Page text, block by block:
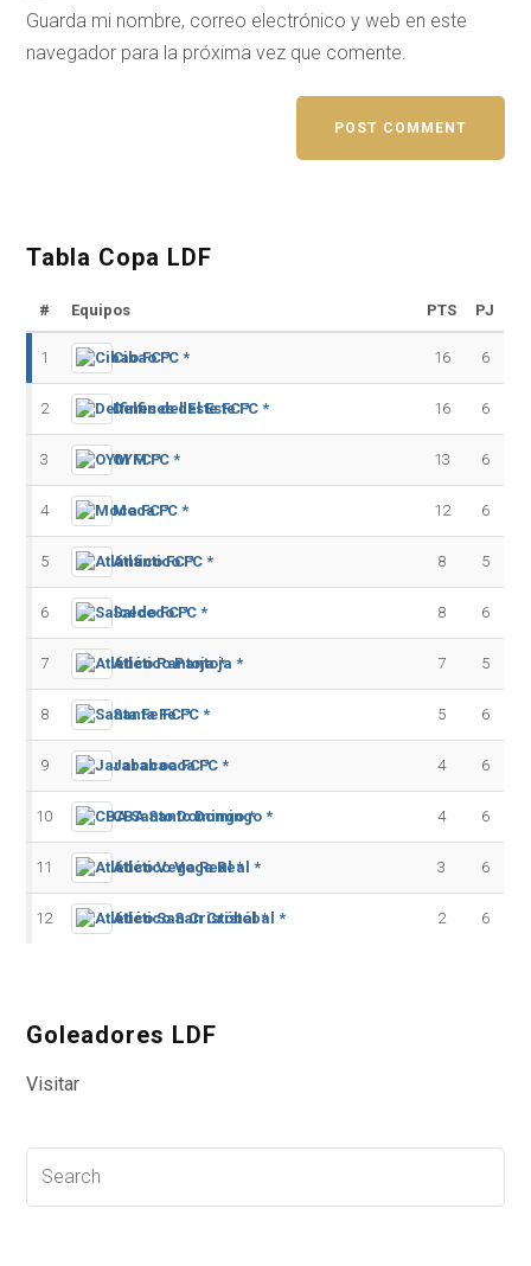
Guarda mi nombre, correo electrónico y web en este
navegador para la próxima vez que comente.
Tabla Copa LDF
# Equipos PTS PJ
1 Cibao FC * 16 6
2 Delfines del Este FC * 16 6
3 OYM FC * 13 6
4 Moca FC * 12 6
5 Atlántico FC * 8 5
6 Salcedo FC * 8 6
7 Atlético Pantoja * 7 5
8 Santa Fe FC * 5 6
9 Jarabacoa FC * 4 6
10 CBA Santo Domingo * 4 6
11 Atlético Vega Real * 3 6
12 Atlético San Cristóbal * 2 6
Goleadores LDF
Visitar